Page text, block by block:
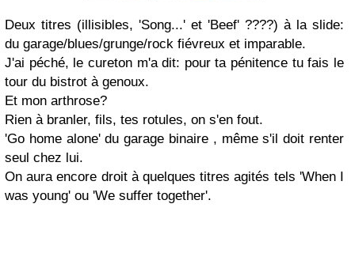
Deux titres (illisibles, 'Song...' et 'Beef' ????) à la slide:
du garage/blues/grunge/rock fiévreux et imparable.
J'ai péché, le cureton m'a dit: pour ta pénitence tu fais le
tour du bistrot à genoux.
Et mon arthrose?
Rien à branler, fils, tes rotules, on s'en fout.
'Go home alone' du garage binaire , même s'il doit renter
seul chez lui.
On aura encore droit à quelques titres agités tels 'When I
was young' ou 'We suffer together'.